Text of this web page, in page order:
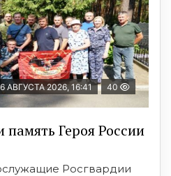
6 АВГУСТА 2026, 16:41 40
память Героя России
Росгвардии